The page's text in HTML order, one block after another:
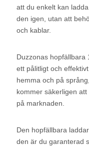
att du enkelt kan
den igen, utan att
och kablar.
Duzzonas hopfällbara
ett pålitligt och
hemma och på
kommer säkerligen
på marknaden.
Den hopfällbara
den är du garanterad